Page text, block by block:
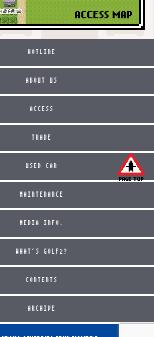
HOTLINE
ABOUT US
ACCESS
TRADE
USED CAR
MAINTENANCE
MEDIA INFO.
WHAT'S GOLF2?
CONTENTS
ARCHIVE